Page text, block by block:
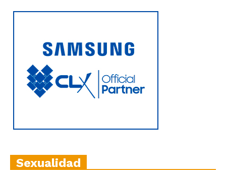
Sexualidad